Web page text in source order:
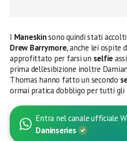
I Maneskinsono quindi stati
Drew Barrymore, anche lei ospite
approfittato per farsi un selfie
prima dell’esibizione inoltre
Thomas hanno fatto un secondo
ormai pratica d’obbligo per tutti
Entra nel canale ufficiale
Daninseries